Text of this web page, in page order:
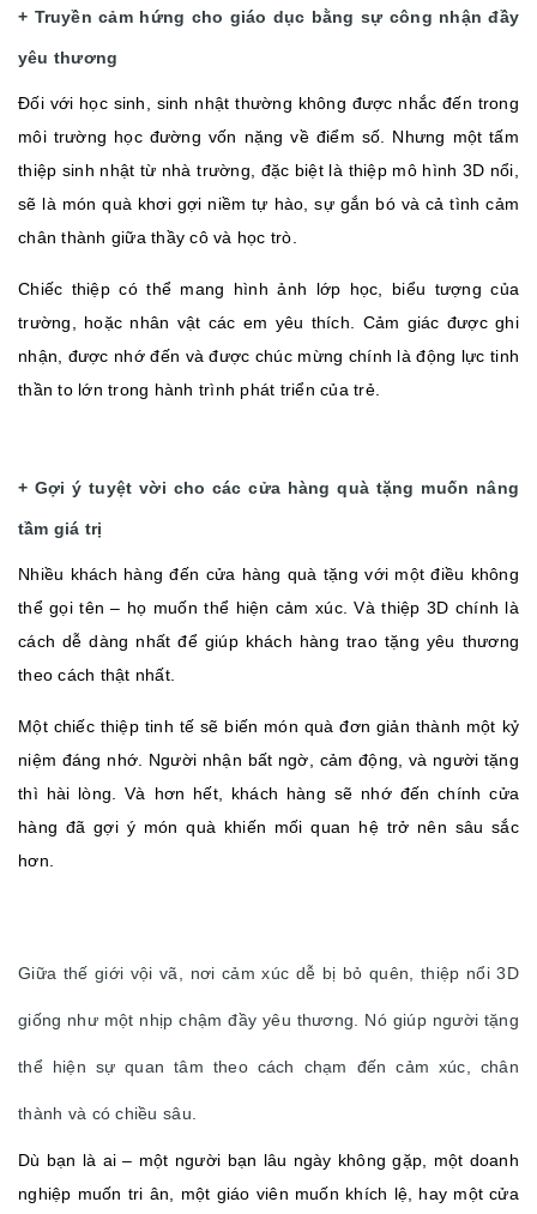
+ Truyền cảm hứng cho giáo dục bằng sự công nhận đầy
yêu thương
Đối với học sinh, sinh nhật thường không được nhắc đến trong
môi trường học đường vốn nặng về điểm số. Nhưng một tấm
thiệp sinh nhật từ nhà trường, đặc biệt là thiệp mô hình 3D nổi,
sẽ là món quà khơi gợi niềm tự hào, sự gắn bó và cả tình cảm
chân thành giữa thầy cô và học trò.
Chiếc thiệp có thể mang hình ảnh lớp học, biểu tượng của
trường, hoặc nhân vật các em yêu thích. Cảm giác được ghi
nhận, được nhớ đến và được chúc mừng chính là động lực tinh
thần to lớn trong hành trình phát triển của trẻ.
+ Gợi ý tuyệt vời cho các cửa hàng quà tặng muốn nâng
tầm giá trị
Nhiều khách hàng đến cửa hàng quà tặng với một điều không
thể gọi tên – họ muốn thể hiện cảm xúc. Và thiệp 3D chính là
cách dễ dàng nhất để giúp khách hàng trao tặng yêu thương
theo cách thật nhất.
Một chiếc thiệp tinh tế sẽ biến món quà đơn giản thành một kỷ
niệm đáng nhớ. Người nhận bất ngờ, cảm động, và người tặng
thì hài lòng. Và hơn hết, khách hàng sẽ nhớ đến chính cửa
hàng đã gợi ý món quà khiến mối quan hệ trở nên sâu sắc
hơn.
Giữa thế giới vội vã, nơi cảm xúc dễ bị bỏ quên, thiệp nổi 3D
giống như một nhịp chậm đầy yêu thương. Nó giúp người tặng
thể hiện sự quan tâm theo cách chạm đến cảm xúc, chân
thành và có chiều sâu.
Dù bạn là ai – một người bạn lâu ngày không gặp, một doanh
nghiệp muốn tri ân, một giáo viên muốn khích lệ, hay một cửa